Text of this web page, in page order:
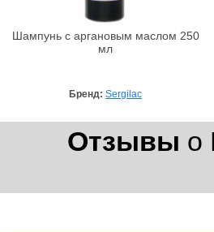
Шампунь с аргановым маслом 250
мл
Бренд: Sergilac
Отзывы о